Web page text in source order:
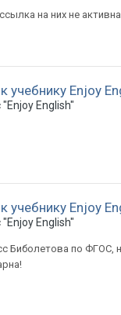
на них не
учебнику Enjoy
"Enjoy English"
учебнику Enjoy
"Enjoy English"
Биболетова по